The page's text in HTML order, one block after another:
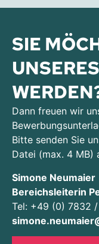
SIE
Dann freuen wir
Bitte senden Sie
Datei (max. 4 MB)
Simone Neumaier
Bereichsleiterin
Tel: +49 (0) 7832